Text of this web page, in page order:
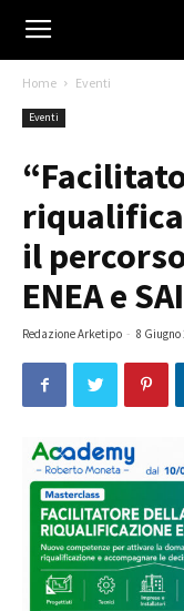
Home Eventi
Eventi
il
ENEA e
Redazione Arketipo - 8 Giugno